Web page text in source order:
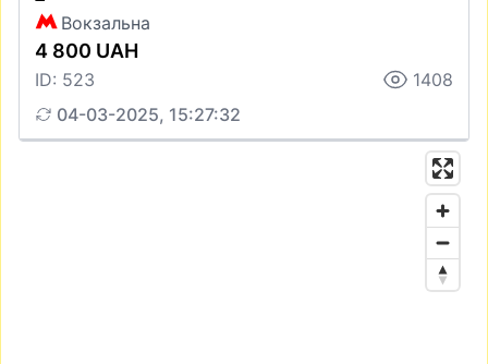
Вокзальна
4 800 UAH
ID: 523
1408
04-03-2025, 15:27:32